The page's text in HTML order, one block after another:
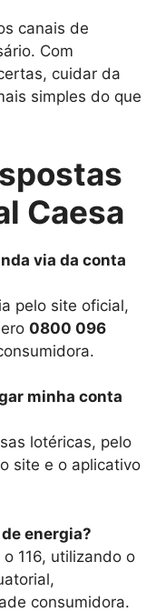
canais de
Com
cuidar da
simples do que
Caesa
via da conta
pelo site oficial,
0800 096
minha conta
lotéricas, pelo
site e o aplicativo
energia?
116, utilizando o
consumidora.